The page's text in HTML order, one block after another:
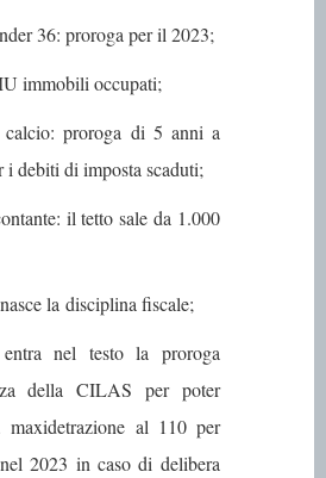
36: proroga per il 2023;
immobili occupati;
: proroga di 5 anni a
i debiti di imposta scaduti;
: il tetto sale da 1.000
la disciplina fiscale;
nel testo la proroga
della CILAS per poter
maxidetrazione al 110 per
2023 in caso di delibera